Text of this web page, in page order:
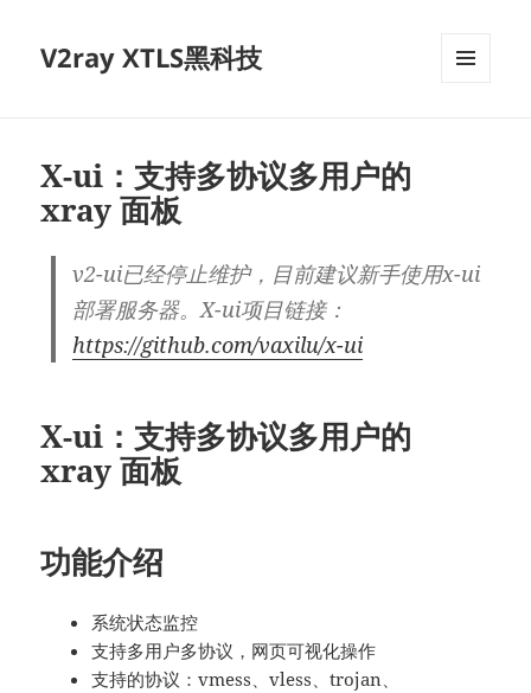
V2ray XTLS黑科技
X-ui：支持多协议多用户的
xray 面板
v2-ui已经停止维护，目前建议新手使用x-ui
部署服务器。X-ui项目链接：
https://github.com/vaxilu/x-ui
X-ui：支持多协议多用户的
xray 面板
功能介绍
系统状态监控
支持多用户多协议，网页可视化操作
支持的协议：vmess、vless、trojan、